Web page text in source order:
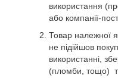
використання
або компанії-
Товар належної
не підійшов
використанні,
(пломби, тощо)